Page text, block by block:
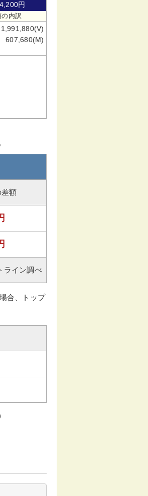
円
の内訳
1,991,880(V)
607,680(M)
差額
ライン調べ
合、トップ